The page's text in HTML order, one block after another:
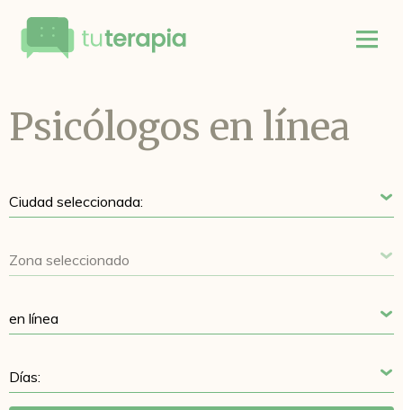
Psicólogos en línea